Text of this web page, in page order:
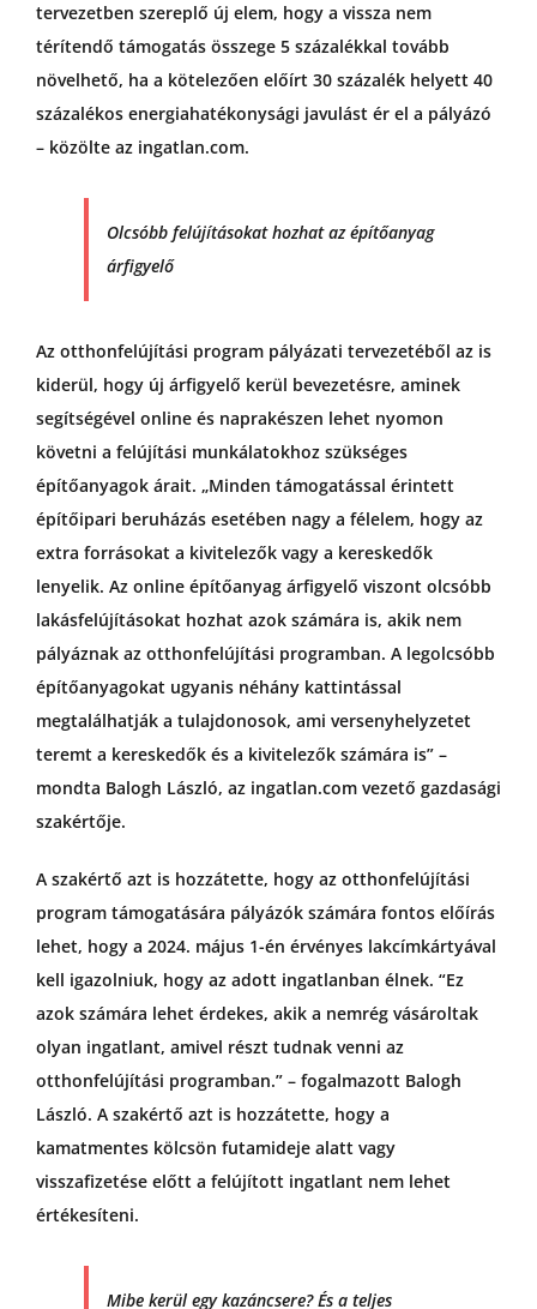
tervezetben szereplő új elem, hogy a vissza nem
térítendő támogatás összege 5 százalékkal tovább
növelhető, ha a kötelezően előírt 30 százalék helyett 40
százalékos energiahatékonysági javulást ér el a pályázó
– közölte az ingatlan.com.
Olcsóbb felújításokat hozhat az építőanyag
árfigyelő
Az otthonfelújítási program pályázati tervezetéből az is
kiderül, hogy új árfigyelő kerül bevezetésre, aminek
segítségével online és naprakészen lehet nyomon
követni a felújítási munkálatokhoz szükséges
építőanyagok árait. „Minden támogatással érintett
építőipari beruházás esetében nagy a félelem, hogy az
extra forrásokat a kivitelezők vagy a kereskedők
lenyelik. Az online építőanyag árfigyelő viszont olcsóbb
lakásfelújításokat hozhat azok számára is, akik nem
pályáznak az otthonfelújítási programban. A legolcsóbb
építőanyagokat ugyanis néhány kattintással
megtalálhatják a tulajdonosok, ami versenyhelyzetet
teremt a kereskedők és a kivitelezők számára is” –
mondta Balogh László, az ingatlan.com vezető gazdasági
szakértője.
A szakértő azt is hozzátette, hogy az otthonfelújítási
program támogatására pályázók számára fontos előírás
lehet, hogy a 2024. május 1-én érvényes lakcímkártyával
kell igazolniuk, hogy az adott ingatlanban élnek. “Ez
azok számára lehet érdekes, akik a nemrég vásároltak
olyan ingatlant, amivel részt tudnak venni az
otthonfelújítási programban.” – fogalmazott Balogh
László. A szakértő azt is hozzátette, hogy a
kamatmentes kölcsön futamideje alatt vagy
visszafizetése előtt a felújított ingatlant nem lehet
értékesíteni.
Mibe kerül egy kazáncsere? És a teljes